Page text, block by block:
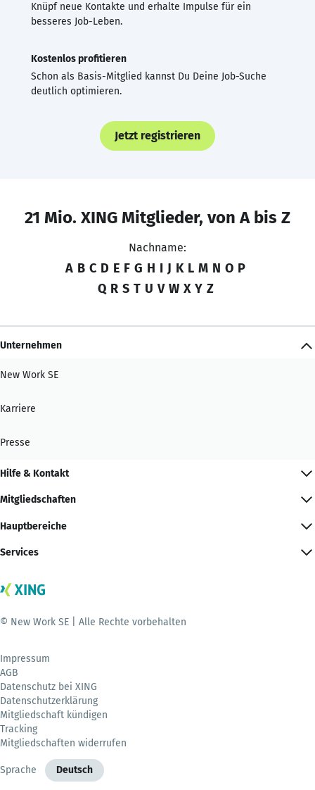
Knüpf neue Kontakte und erhalte Impulse für ein
besseres Job-Leben.
Kostenlos profitieren
Schon als Basis-Mitglied kannst Du Deine Job-Suche
deutlich optimieren.
Jetzt registrieren
21 Mio. XING Mitglieder, von A bis Z
Nachname:
A B C D E F G H I J K L M N O P
Q R S T U V W X Y Z
Unternehmen
New Work SE
Karriere
Presse
Hilfe & Kontakt
Mitgliedschaften
Hauptbereiche
Services
© New Work SE | Alle Rechte vorbehalten
Impressum
AGB
Datenschutz bei XING
Datenschutzerklärung
Mitgliedschaft kündigen
Tracking
Mitgliedschaften widerrufen
Sprache Deutsch